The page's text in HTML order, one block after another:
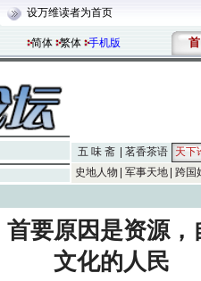
设万维读者为首页
简体 繁体 手机版 首
五 味 斋 茗香茶语
天下
史地人物
军事天地 跨国
要原因是资源
文化的人民